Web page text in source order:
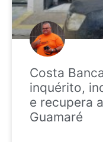
Costa
inquérito,
e recupera
Guamaré